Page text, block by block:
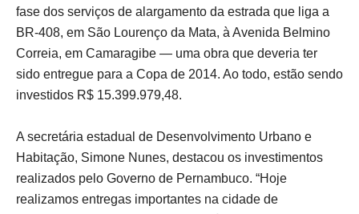
fase dos serviços de alargamento da estrada que liga a
BR-408, em São Lourenço da Mata, à Avenida Belmino
Correia, em Camaragibe — uma obra que deveria ter
sido entregue para a Copa de 2014. Ao todo, estão sendo
investidos R$ 15.399.979,48.
A secretária estadual de Desenvolvimento Urbano e
Habitação, Simone Nunes, destacou os investimentos
realizados pelo Governo de Pernambuco. “Hoje
realizamos entregas importantes na cidade de